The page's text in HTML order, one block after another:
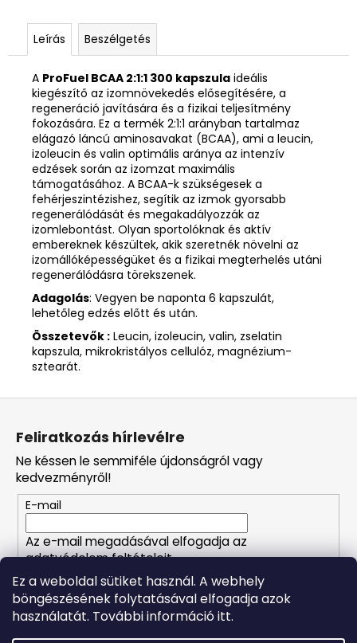
Ez a weboldal sütiket használ. A webhely
böngészésének folytatásával elfogadja azok
használatát. További információ itt.
Leírás Beszélgetés
A ProFuel BCAA 2:1:1 300 kapszula ideális
kiegészítő az izomnövekedés elősegítésére, a
regeneráció javítására és a fizikai teljesítmény
fokozására. Ez a termék 2:1:1 arányban tartalmaz
elágazó láncú aminosavakat (BCAA), ami a leucin,
izoleucin és valin optimális aránya az intenzív
edzések során az izomzat maximális
támogatásához. A BCAA-k szükségesek a
fehérjeszintézishez, segítik az izmok gyorsabb
regenerálódását és megakadályozzák az
izomlebontást. Olyan sportolóknak és aktív
embereknek készültek, akik szeretnék növelni az
izomállóképességüket és a fizikai megterhelés utáni
regenerálódásra törekszenek.
Adagolás: Vegyen be naponta 6 kapszulát,
lehetőleg edzés előtt és után.
Összetevők : Leucin, izoleucin, valin, zselatin
kapszula, mikrokristályos cellulóz, magnézium-
sztearát.
L
Feliratkozás hírlevélre
Ne késsen le semmiféle újdonságról vagy
kedvezményről!
E-mail
Az e-mail megadásával elfogadja az
adatvédelem feltételeit.
FELIRATKOZÁS